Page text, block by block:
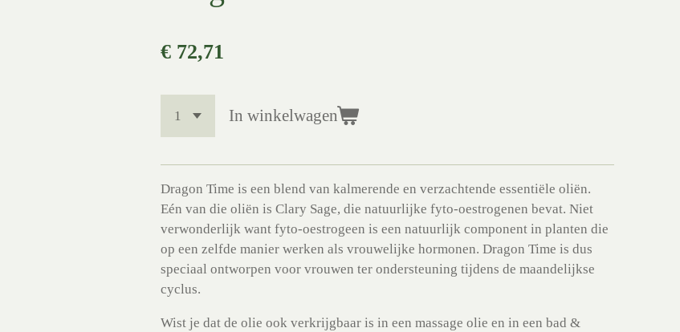
€ 72,71
In winkelwagen
Dragon Time is een blend van kalmerende en verzachtende essentiële oliën.
Eén van die oliën is Clary Sage, die natuurlijke fyto-oestrogenen bevat. Niet
verwonderlijk want fyto-oestrogeen is een natuurlijk component in planten die
op een zelfde manier werken als vrouwelijke hormonen. Dragon Time is dus
speciaal ontworpen voor vrouwen ter ondersteuning tijdens de maandelijkse
cyclus.
Wist je dat de olie ook verkrijgbaar is in een massage olie en in een bad &